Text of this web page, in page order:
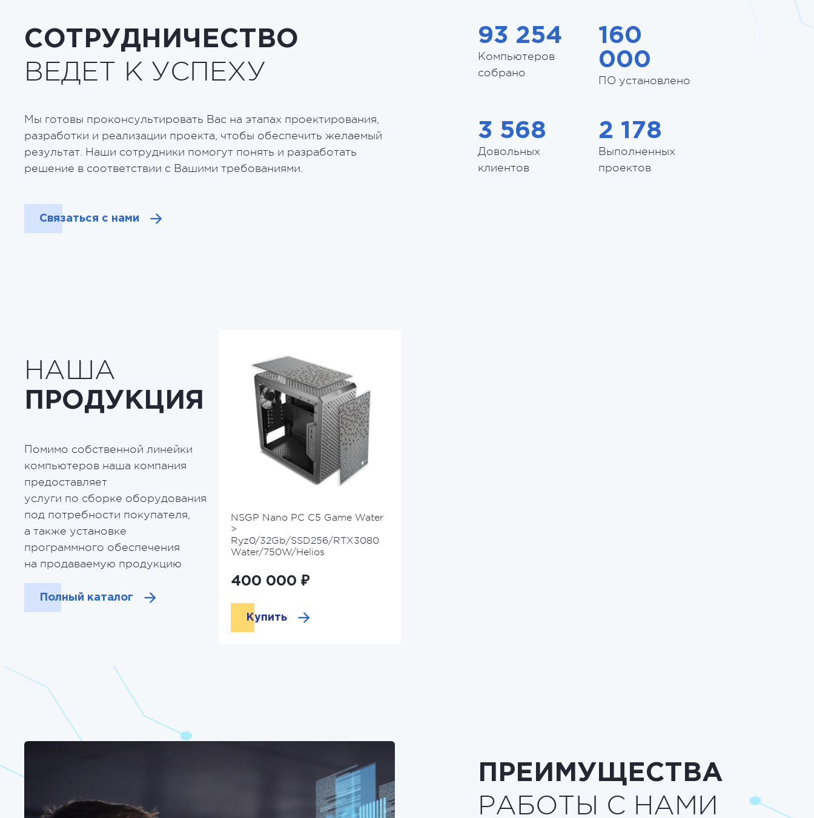
СОТРУДНИЧЕСТВО
ВЕДЕТ К УСПЕХУ
Мы готовы проконсультировать Вас на этапах проектирования,
разработки и реализации проекта, чтобы обеспечить желаемый
результат. Наши сотрудники помогут понять и разработать
решение в соответствии с Вашими требованиями.
Связаться с нами
93 254
Компьютеров
собрано
160
000
ПО установлено
3 568
Довольных
клиентов
2 178
Выполненных
проектов
НАША
ПРОДУКЦИЯ
Помимо собственной линейки
компьютеров наша компания
предоставляет
услуги по сборке оборудования
под потребности покупателя,
а также установке
программного обеспечения
на продаваемую продукцию
Полный каталог
NSGP Nano PC С5 Game Water
>
Ryz0/32Gb/SSD256/RTX3080
Water/750W/Helios
400 000 ₽
Купить
ПРЕИМУЩЕСТВА
РАБОТЫ С НАМИ